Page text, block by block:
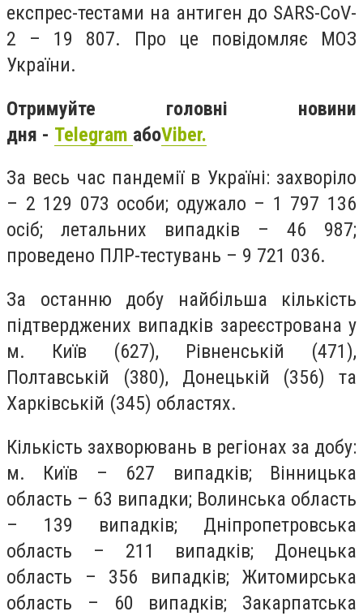
експрес-тестами на антиген до SARS-CoV-
2 – 19 807. Про це повідомляє МОЗ
України.
Отримуйте головні новини
дня - Telegram абоViber.
За весь час пандемії в Україні: захворіло
– 2 129 073 особи; одужало – 1 797 136
осіб; летальних випадків – 46 987;
проведено ПЛР-тестувань – 9 721 036.
За останню добу найбільша кількість
підтверджених випадків зареєстрована у
м. Київ (627), Рівненській (471),
Полтавській (380), Донецькій (356) та
Харківській (345) областях.
Кількість захворювань в регіонах за добу:
м. Київ – 627 випадків; Вінницька
область – 63 випадки; Волинська область
– 139 випадків; Дніпропетровська
область – 211 випадків; Донецька
область – 356 випадків; Житомирська
область – 60 випадків; Закарпатська